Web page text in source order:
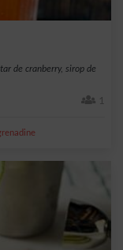
de cranberry, sirop de
1